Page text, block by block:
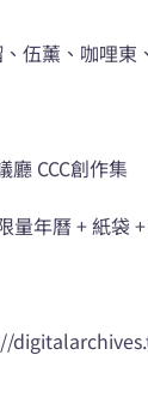
薰、咖哩東
CCC創作集
量年曆 + 紙袋